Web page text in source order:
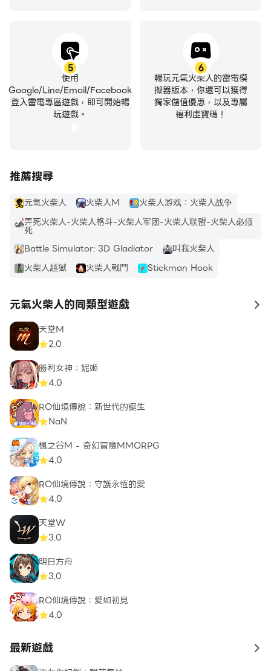
5
使用
Google/Line/Email/Facebook
登入雷電專區遊戲，即可開始暢
玩遊戲。
6
暢玩元氣火柴人的雷電模
擬器版本，你還可以獲得
獨家儲值優惠，以及專屬
福利虛寶碼！
推薦搜尋
元氣火柴人 火柴人M
火柴人游戏：火柴人战争
弄死火柴人-火柴人格斗-火柴人军团-火柴人联盟-火柴人必须
死
Battle Simulator: 3D Gladiator
叫我火柴人
火柴人越獄
火柴人戰鬥 Stickman Hook
元氣火柴人的同類型遊戲 to
天堂M
2.0
勝利女神：妮姬
4.0
RO仙境傳說：新世代的誕生
NaN
楓之谷M - 奇幻冒險MMORPG
4.0
RO仙境傳說：守護永恆的愛
4.0
天堂W
3.0
明日方舟
3.0
RO仙境傳說：愛如初見
4.0
最新遊戲 to